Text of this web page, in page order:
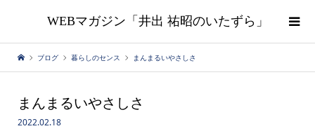
WEBマガジン「井出 祐昭のいたずら」
ブログ 暮らしのセンス まんまるいやさしさ
まんまるいやさしさ
2022.02.18